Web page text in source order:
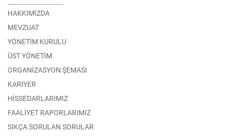
HAKKIMIZDA
MEVZUAT
YÖNETİM KURULU
ÜST YÖNETİM
ORGANİZASYON ŞEMASI
KARİYER
HİSSEDARLARIMIZ
FAALİYET RAPORLARIMIZ
SIKÇA SORULAN SORULAR